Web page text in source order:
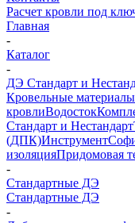
Расчет кровли под
Главная
-
Каталог
-
ДЭ Стандарт и
Кровельные материалы
кровлиВодосток
Стандарт и Нестандарт
(ДПК)Инструмент
изоляцияПридомовая
-
Стандартные ДЭ
Стандартные ДЭ
-